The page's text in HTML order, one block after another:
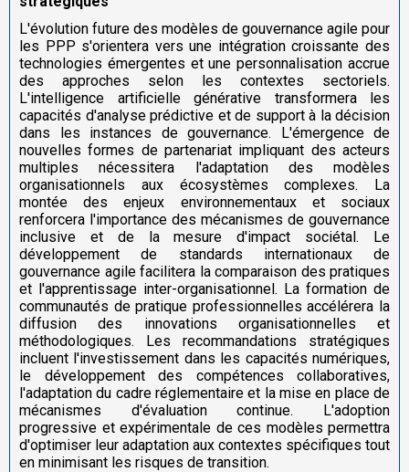
L'évolution future des modèles de gouvernance agile pour
les PPP s'orientera vers une intégration croissante des
technologies émergentes et une personnalisation accrue
des approches selon les contextes sectoriels.
L'intelligence artificielle générative transformera les
capacités d'analyse prédictive et de support à la décision
dans les instances de gouvernance. L'émergence de
nouvelles formes de partenariat impliquant des acteurs
multiples nécessitera l'adaptation des modèles
organisationnels aux écosystèmes complexes. La
montée des enjeux environnementaux et sociaux
renforcera l'importance des mécanismes de gouvernance
inclusive et de la mesure d'impact sociétal. Le
développement de standards internationaux de
gouvernance agile facilitera la comparaison des pratiques
et l'apprentissage inter-organisationnel. La formation de
communautés de pratique professionnelles accélérera la
diffusion des innovations organisationnelles et
méthodologiques. Les recommandations stratégiques
incluent l'investissement dans les capacités numériques,
le développement des compétences collaboratives,
l'adaptation du cadre réglementaire et la mise en place de
mécanismes d'évaluation continue. L'adoption
progressive et expérimentale de ces modèles permettra
d'optimiser leur adaptation aux contextes spécifiques tout
en minimisant les risques de transition.